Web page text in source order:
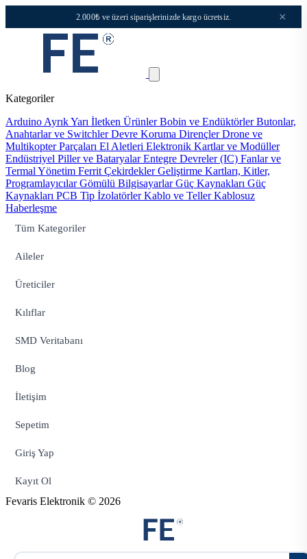
2.000₺ ve üzeri siparişlerinizde kargo ücretsiz. ×
Kategoriler
Arduino Ayrık Yarı İletken ÜrünlerBobin ve EndüktörlerButonlar,
Anahtarlar ve SwitchlerDevre Koruma DirençlerDrone ve
Multikopter Parçaları El Aletleri Elektronik Kartlar ve Modüller
Endüstriyel Piller ve BataryalarEntegre Devreler (IC) Fanlar ve
Termal Yönetim Ferrit ÇekirdeklerGeliştirme Kartları, Kitler,
ProgramlayıcılarGömülü BilgisayarlarGüç Kaynakları Güç
Kaynakları PCB Tip İzolatörlerKablo ve TellerKablosuz
Haberleşme
Tüm Kategoriler
Aileler
Üreticiler
Kılıflar
SMD Veritabanı
Blog
İletişim
Sepetim
Giriş Yap
Kayıt Ol
Fevaris Elektronik © 2026